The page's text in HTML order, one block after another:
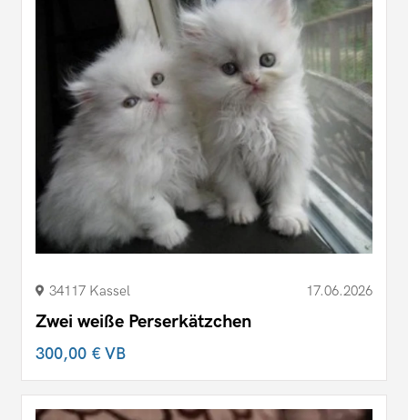
34117 Kassel 17.06.2026
Zwei weiße Perserkätzchen
300,00 €VB